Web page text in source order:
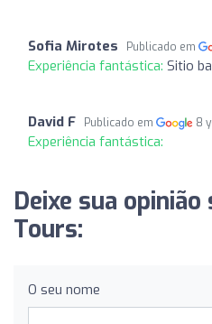
Sofia Mirotes Publicado em
Experiência fantástica: Sitio
David F Publicado em 8
Experiência fantástica:
Deixe sua
Tours:
O seu nome